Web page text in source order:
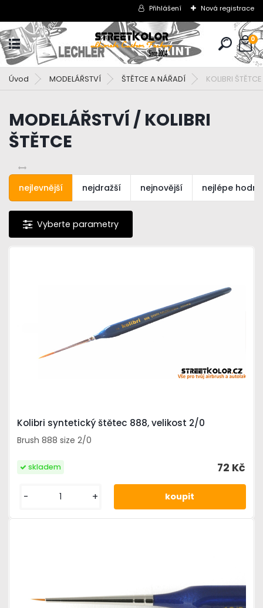
Přihlášení Nová registrace
0
Úvod MODELÁŘSTVÍ ŠTĚTCE A NÁŘADÍ KOLIBRI ŠTĚTCE
MODELÁŘSTVÍ / KOLIBRI
ŠTĚTCE
nejlevnější nejdražší nejnovější nejlépe
Kolibri syntetický štětec 888, velikost 2/0
Brush 888 size 2/0
72 Kč
skladem
- +